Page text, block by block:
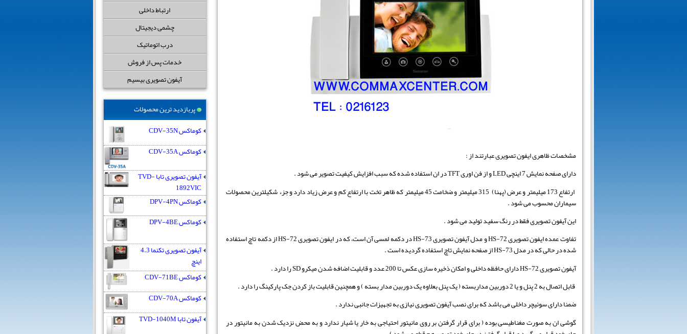
ارتباط داخلی
چشمی دیجیتال
درب اتوماتیک
خدمات پس از فروش
آیفون تصویری بیسیم
پربازدید ترین محصولات
کوماکس CDV-35N
کوماکس CDV-35A
آیفون تصویری تابا TVD-
1892VIC
کوماکس DPV-4PN
کوماکس DPV-4BE
آیفون تصویری تکنما 4.3
اینچ
کوماکس CDV-71BE
کوماکس CDV-70A
آیفون تابا TVD-1040M
مشخصات ظاهری ایفون تصویری عبارتند از :
دارای صفحه نمایش 7 اینچی LED و از فن اوری TFT در ان استفاده شده که سبب افزایش کیفیت تصویر می شود .
ارتفاع 173 میلیمتر و عرض (پهنا) 315 میلیمتر و ضخامت 45 میلیمتر که ظاهر تخت با ارتفاع کم و عرض زیاد دارد و جزء شکیلترین محصولات
سیماران محسوب می شود .
این آیفون تصویری فقط در رنگ سفید تولید می شود .
تفاوت عمده ایفون تصویری HS-72 و مدل آیفون تصویری HS-73 در دکمه لمسی آن است، که در ایفون تصویری HS-72 از دکمه تاچ استفاده
شده در حالی که در مدل HS-73 از صفحه نمایش تاچ استفاده گردیده است .
آیفون تصویری HS-72 دارای حافظه داخلی و امکان ذخیره سازی عکس تا 200 عدد و قابلیت اضافه شدن میکرو SD را دارد .
قابل اتصال به 2 پنل و یا 2 دوربین مداربسته ( یک پنل بعلاوه یک دوربین مدار بسته ) و همچنین قابلیت باز کردن جک پارکینگ را دارد .
ضمنا دارای سوئیچر داخلی می باشد که برای نصب آیفون تصویری نیازی به تجهیزات جانبی ندارد .
گوشی ان به صورت مغناطیسی بوده ( برای قرار گرفتن بر روی مانیتور احتیاجی به خار یا شیار ندارد و به محض نزدیک شدن به مانیتور در